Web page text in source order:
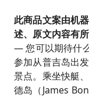
此商品文案由机
述、原文内容有
— 您可以期待什
参加从普吉岛出
景点。乘坐快艇
德岛（James